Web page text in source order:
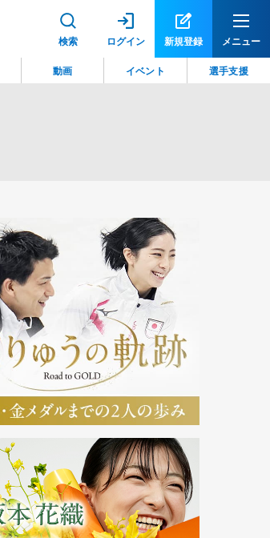
検索 ログイン 新規登録 メニュー
動画 イベント 選手支援